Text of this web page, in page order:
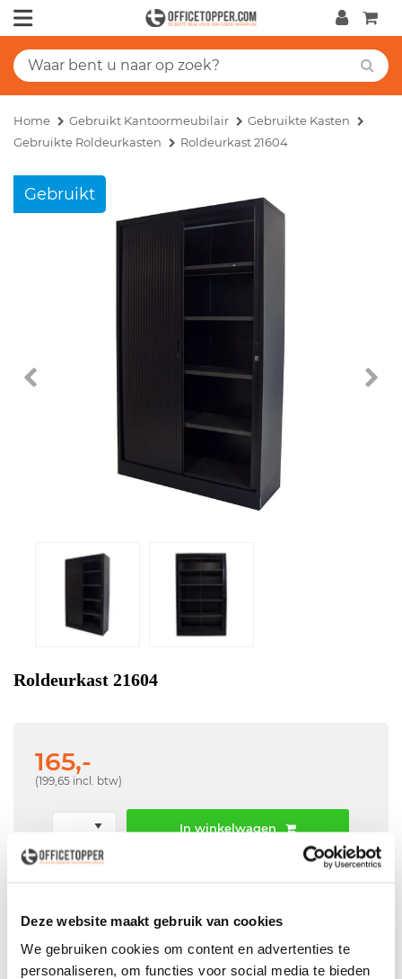
Deze website maakt gebruik van cookies
We gebruiken cookies om content en advertenties te
personaliseren, om functies voor social media te bieden
Home Gebruikt Kantoormeubilair
Gebruikte Kasten
Gebruikte Roldeurkasten
Roldeurkast 21604
Gebruikt
Roldeurkast 21604
165,-
(199,65 incl. btw)
In winkelwagen